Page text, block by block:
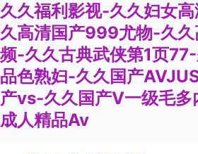
久久福利影视-久久妇女
久高清国产999尤物-久
频-久久古典武侠第1页
品色熟妇-久久国产
产vs-久久国产V一级毛
成人精品Av